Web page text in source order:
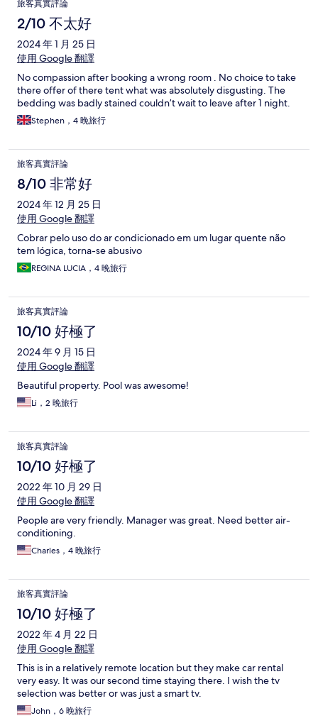
旅客真實評論
2/10 不太好
2024 年 1 月 25 日
使用 Google 翻譯
No compassion after booking a wrong room . No choice to take
there offer of there tent what was absolutely disgusting. The
bedding was badly stained couldn’t wait to leave after 1 night.
Stephen，4 晚旅行
旅客真實評論
8/10 非常好
2024 年 12 月 25 日
使用 Google 翻譯
Cobrar pelo uso do ar condicionado em um lugar quente não
tem lógica, torna-se abusivo
REGINA LUCIA，4 晚旅行
旅客真實評論
10/10 好極了
2024 年 9 月 15 日
使用 Google 翻譯
Beautiful property. Pool was awesome!
Li，2 晚旅行
旅客真實評論
10/10 好極了
2022 年 10 月 29 日
使用 Google 翻譯
People are very friendly. Manager was great. Need better air-
conditioning.
Charles，4 晚旅行
旅客真實評論
10/10 好極了
2022 年 4 月 22 日
使用 Google 翻譯
This is in a relatively remote location but they make car rental
very easy. It was our second time staying there. I wish the tv
selection was better or was just a smart tv.
John，6 晚旅行